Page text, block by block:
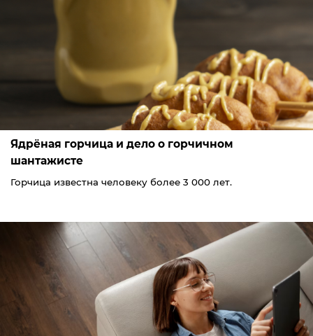
Ядрёная горчица и дело о горчичном
шантажисте
Горчица известна человеку более 3 000 лет.